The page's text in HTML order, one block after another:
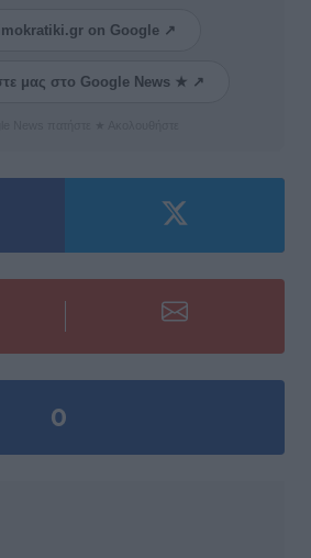
on Google ↗
μας στο Google News ★ ↗
0